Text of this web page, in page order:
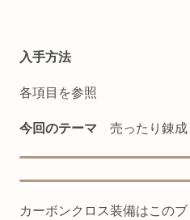
入手方法
各項目を参照
今回のテーマ 売ったり錬成
カーボンクロス装備はこの